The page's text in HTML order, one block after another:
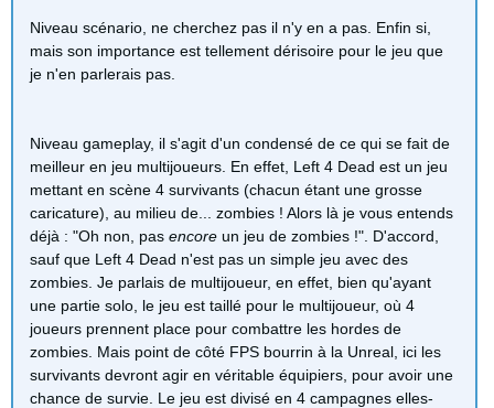
Niveau scénario, ne cherchez pas il n'y en a pas. Enfin si,
mais son importance est tellement dérisoire pour le jeu que
je n'en parlerais pas.
Niveau gameplay, il s'agit d'un condensé de ce qui se fait de
meilleur en jeu multijoueurs. En effet, Left 4 Dead est un jeu
mettant en scène 4 survivants (chacun étant une grosse
caricature), au milieu de... zombies ! Alors là je vous entends
déjà : "Oh non, pas encore un jeu de zombies !". D'accord,
sauf que Left 4 Dead n'est pas un simple jeu avec des
zombies. Je parlais de multijoueur, en effet, bien qu'ayant
une partie solo, le jeu est taillé pour le multijoueur, où 4
joueurs prennent place pour combattre les hordes de
zombies. Mais point de côté FPS bourrin à la Unreal, ici les
survivants devront agir en véritable équipiers, pour avoir une
chance de survie. Le jeu est divisé en 4 campagnes elles-